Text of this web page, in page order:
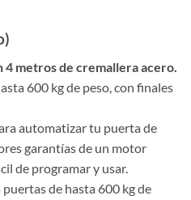
metros de cremallera acero.
600 kg de peso, con finales
automatizar tu puerta de
garantías de un motor
de programar y usar.
de hasta 600 kg de